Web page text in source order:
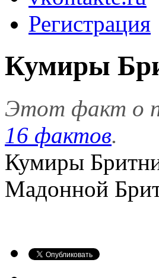
Регистрация
Кумиры
Этот факт о
16 фактов.
Кумиры
Мадонной